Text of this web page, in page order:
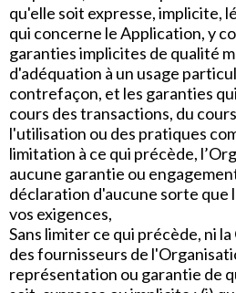
qu'elle soit expresse, implicite,
qui concerne le Application, y
garanties implicites de qualité
d'adéquation à un usage
contrefaçon, et les garanties
cours des transactions, du
l'utilisation ou des pratiques
limitation à ce qui précède,
aucune garantie ou
déclaration d'aucune sorte que
vos exigences,
Sans limiter ce qui précède, ni
des fournisseurs de
représentation ou garantie de